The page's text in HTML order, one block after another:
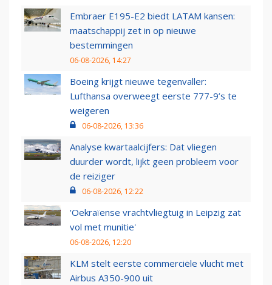
Embraer E195-E2 biedt LATAM kansen:
maatschappij zet in op nieuwe
bestemmingen
06-08-2026, 14:27
Boeing krijgt nieuwe tegenvaller:
Lufthansa overweegt eerste 777-9’s te
weigeren
06-08-2026, 13:36
Analyse kwartaalcijfers: Dat vliegen
duurder wordt, lijkt geen probleem voor
de reiziger
06-08-2026, 12:22
'Oekraïense vrachtvliegtuig in Leipzig zat
vol met munitie'
06-08-2026, 12:20
KLM stelt eerste commerciële vlucht met
Airbus A350-900 uit